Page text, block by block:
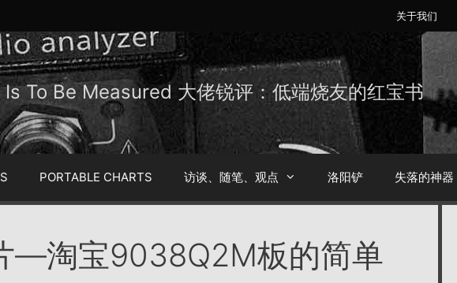
关于我们
Is To Be Measured 大佬锐评：低端烧友的红宝书
PORTABLE CHARTS 访谈、随笔、观点 洛阳铲 失落的神器
—淘宝9038Q2M板的简单